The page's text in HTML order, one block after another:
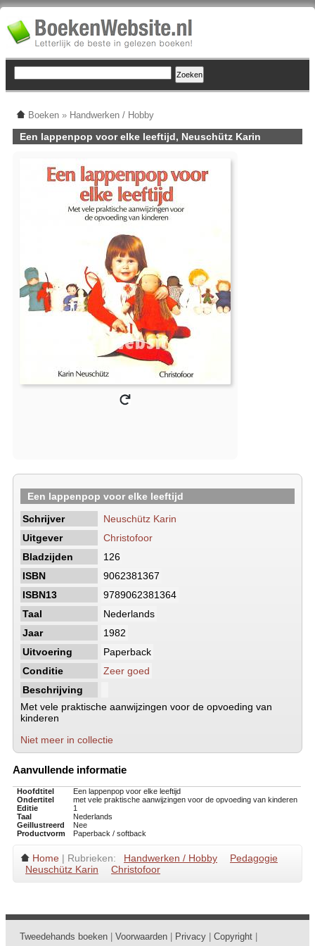
Boeken » Handwerken / Hobby
Een lappenpop voor elke leeftijd, Neuschütz Karin
Een lappenpop voor elke leeftijd
Schrijver
Neuschütz Karin
Uitgever
Christofoor
Bladzijden
126
ISBN
9062381367
ISBN13
9789062381364
Taal
Nederlands
Jaar
1982
Uitvoering
Paperback
Conditie
Zeer goed
Beschrijving
Met vele praktische aanwijzingen voor de opvoeding van
kinderen
Niet meer in collectie
Aanvullende informatie
Hoofdtitel
Een lappenpop voor elke leeftijd
Ondertitel
met vele praktische aanwijzingen voor de opvoeding van kinderen
Editie
1
Taal
Nederlands
Geillustreerd
Nee
Productvorm
Paperback / softback
Home | Rubrieken: Handwerken / Hobby
Pedagogie
Neuschütz Karin
Christofoor
Tweedehands boeken Voorwaarden Privacy Copyright